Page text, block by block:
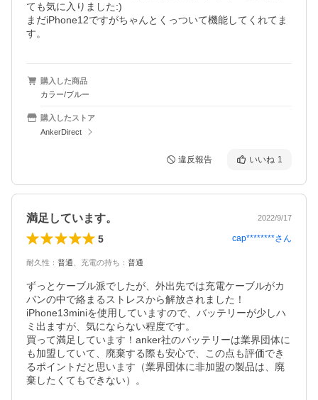
ても気に入りました:)
まだiPhone12ですがちゃんとくっついて機能してくれてま
す。
購入した商品
カラー/ブルー
購入したストア
AnkerDirect
違反報告 いいね 1
満足しています。 2022/9/17
5 cap********さん
耐久性 ： 普通 充電の持ち ： 普通
ずっとケーブル派でしたが、外出先では充電ケーブルがカ
バンの中で絡まるストレスから解放されました！
iPhone13miniを使用していますので、バッテリーが少しハ
ミ出ますが、気にならない程度です。
買って満足しています！anker社のバッテリーは業界団体に
も加盟していて、廃棄する際も安心で、この点も評価でき
るポイントだと思います（業界団体に非加盟の製品は、廃